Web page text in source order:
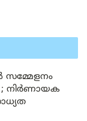
സമ്മേളനം
; നിർണായക